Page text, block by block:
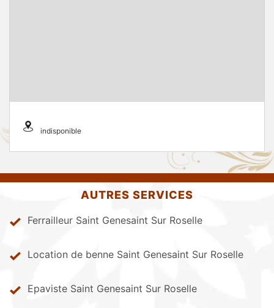
indisponible
AUTRES SERVICES
Ferrailleur Saint Genesaint Sur Roselle
Location de benne Saint Genesaint Sur Roselle
Epaviste Saint Genesaint Sur Roselle